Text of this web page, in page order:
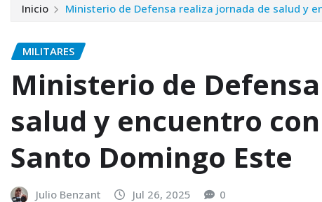
Inicio Ministerio de Defensa realiza jornada de salud y
MILITARES
Ministerio de
salud y encuentro
Santo Domingo Este
Julio Benzant Jul 26, 2025 0